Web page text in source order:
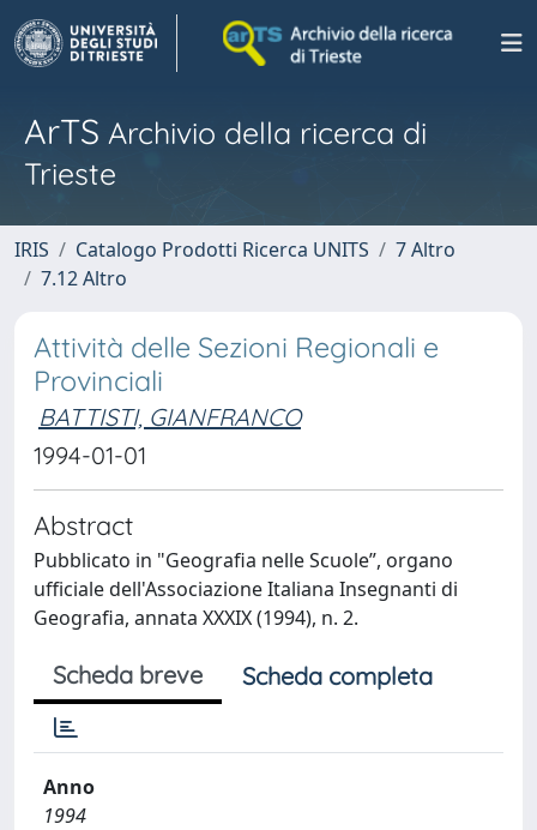
ArTS Archivio della ricerca di
Trieste
IRIS Catalogo Prodotti Ricerca UNITS
7 Altro
7.12 Altro
Attività delle Sezioni Regionali e
Provinciali
BATTISTI, GIANFRANCO
1994-01-01
Abstract
Pubblicato in "Geografia nelle Scuole”, organo
ufficiale dell'Associazione Italiana Insegnanti di
Geografia, annata XXXIX (1994), n. 2.
Scheda breve Scheda completa
Anno
1994